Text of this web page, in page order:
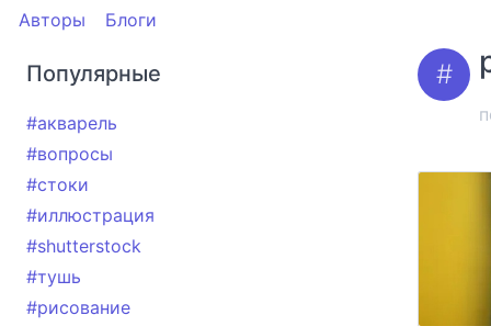
Авторы Блоги
Популярные
#акварель
#вопросы
#стоки
#иллюстрация
#shutterstock
#тушь
#рисование